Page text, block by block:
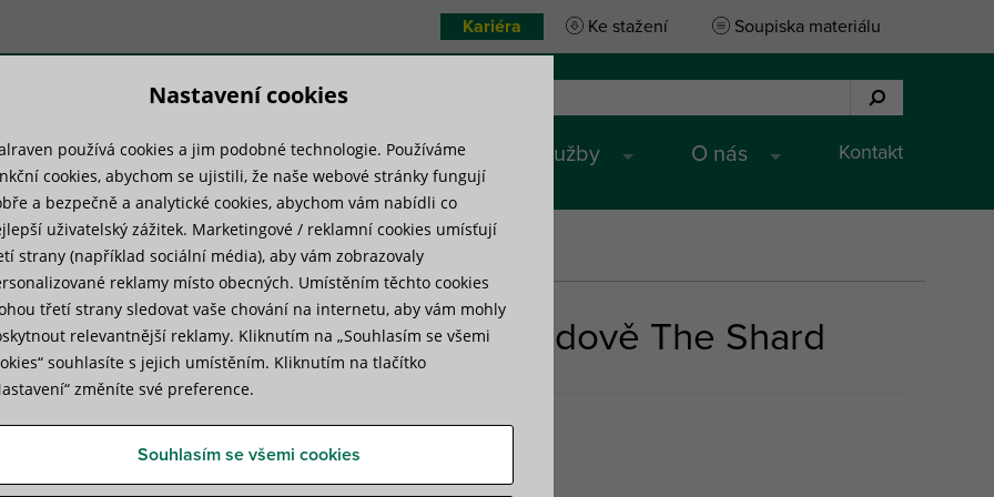
Kariéra Ke stažení Soupiska materiálu
systémy Technická knihovna Služby O nás Kontakt
byly požární uzávěry Walraven použity v budově The Shard
uzávěry Walraven použity v budově The Shard
v roce
se
Nastavení cookies
používá cookies a jim podobné technologie. Používáme
cookies, abychom se ujistili, že naše webové stránky fungují
a bezpečně a analytické cookies, abychom vám nabídli co
uživatelský zážitek. Marketingové / reklamní cookies umísťují
strany (například sociální média), aby vám zobrazovaly
reklamy místo obecných. Umístěním těchto cookies
třetí strany sledovat vaše chování na internetu, aby vám mohly
relevantnější reklamy. Kliknutím na „Souhlasím se všemi
souhlasíte s jejich umístěním. Kliknutím na tlačítko
změníte své preference.
Souhlasím se všemi cookies